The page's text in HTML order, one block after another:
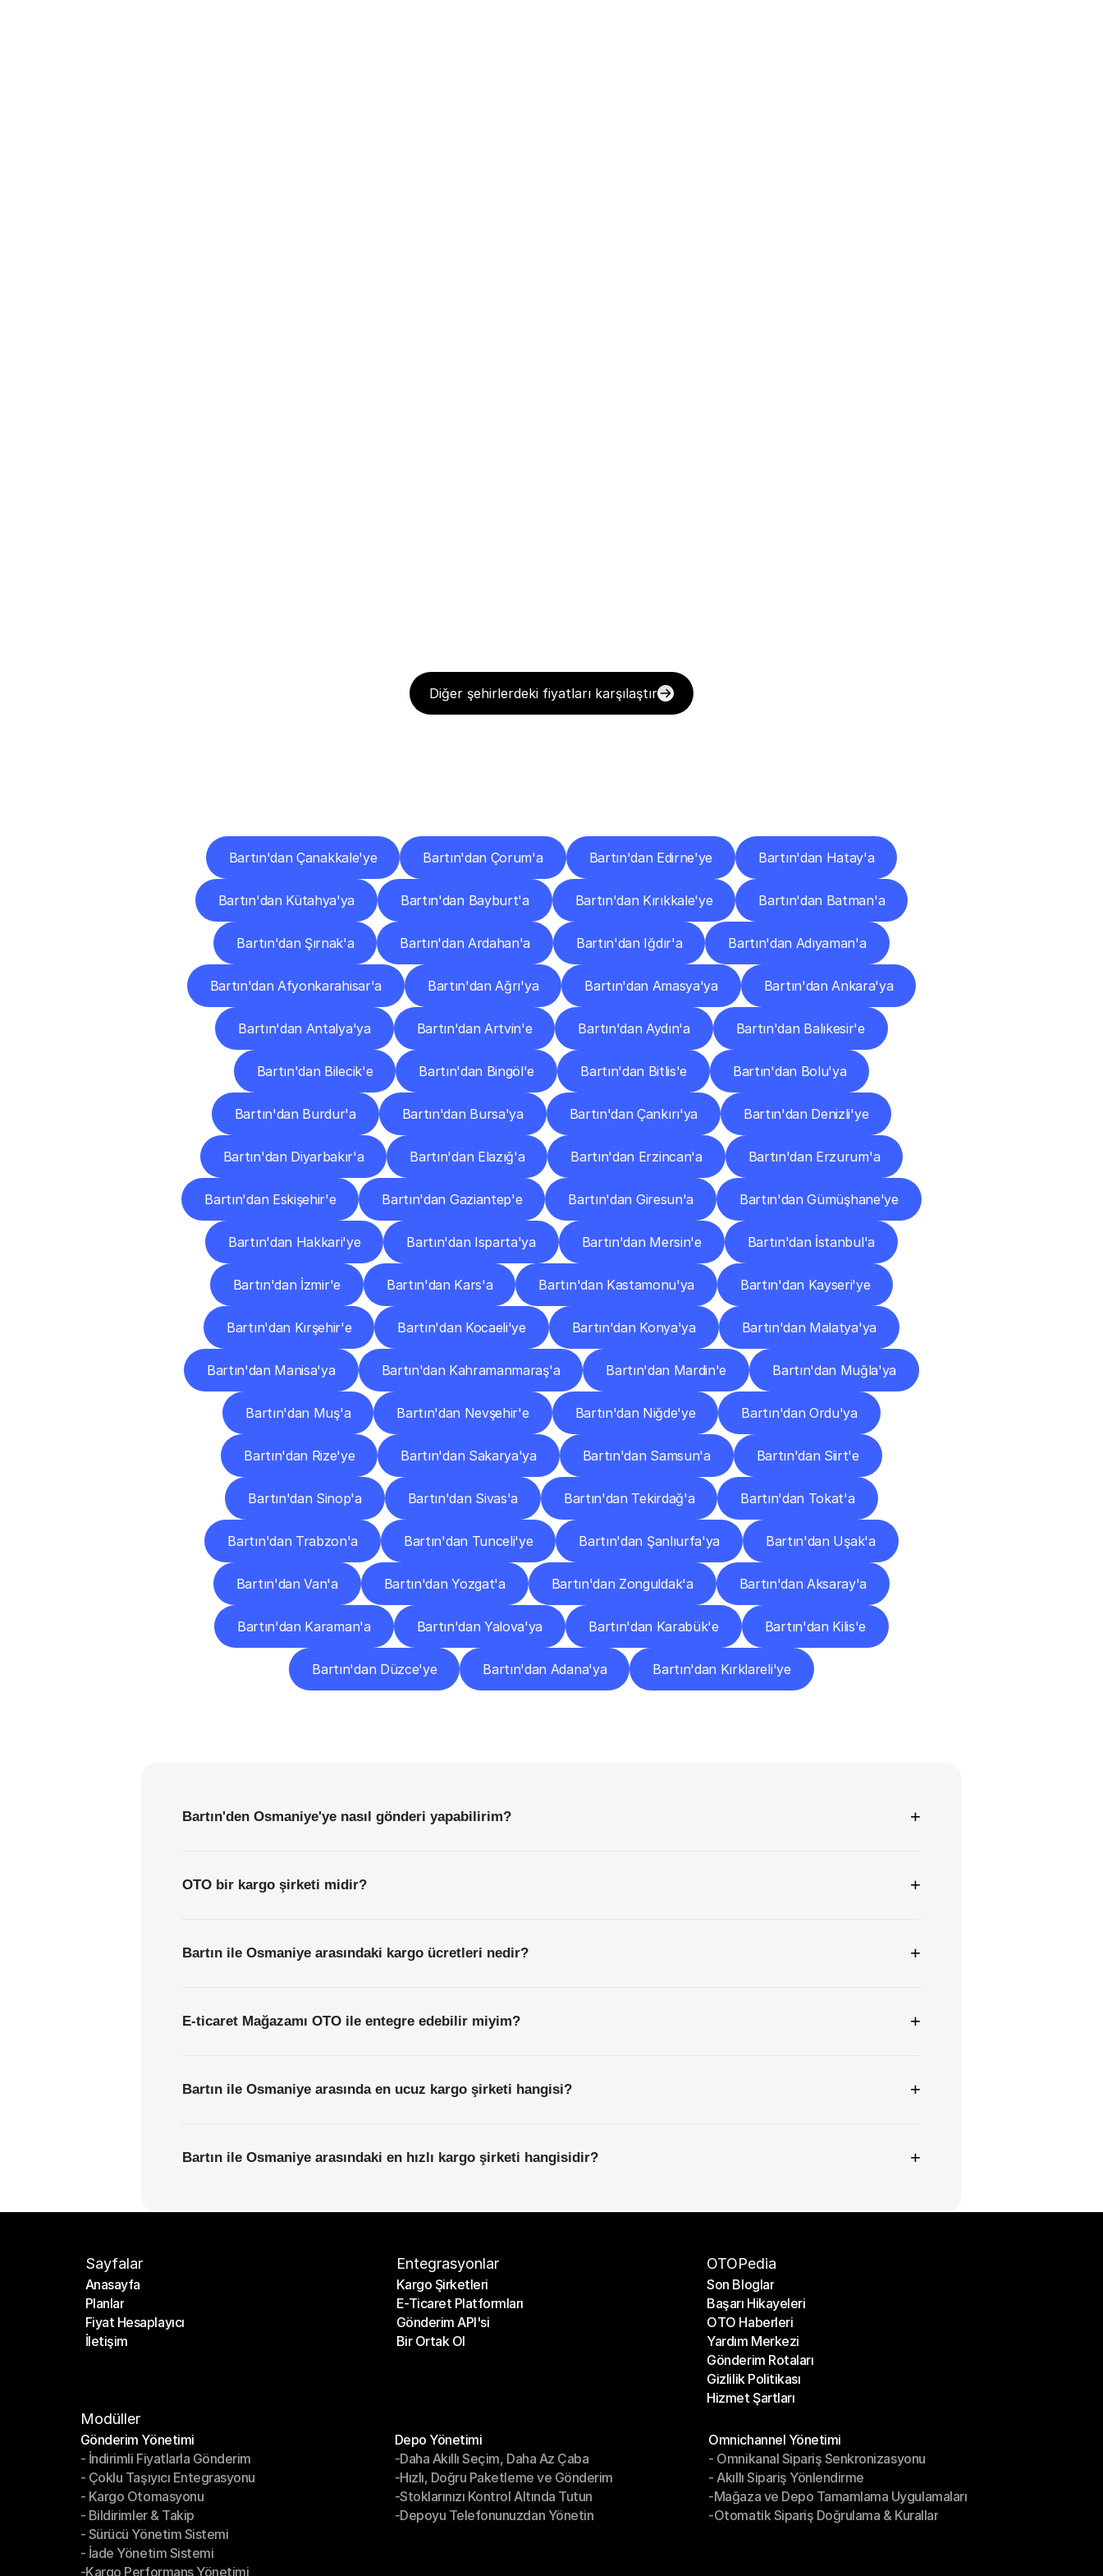
Diğer şehirlerdeki fiyatları karşılaştır
Bartın'dan Çanakkale'ye Bartın'dan Çorum'a Bartın'dan Edirne'ye Bartın'dan Hatay'a
Bartın'dan Kütahya'ya Bartın'dan Bayburt'a Bartın'dan Kırıkkale'ye Bartın'dan Batman'a
Bartın'dan Şırnak'a Bartın'dan Ardahan'a Bartın'dan Iğdır'a Bartın'dan Adıyaman'a
Bartın'dan Afyonkarahisar'a Bartın'dan Ağrı'ya Bartın'dan Amasya'ya Bartın'dan Ankara'ya
Bartın'dan Antalya'ya Bartın'dan Artvin'e Bartın'dan Aydın'a Bartın'dan Balıkesir'e
Bartın'dan Bilecik'e Bartın'dan Bingöl'e Bartın'dan Bitlis'e Bartın'dan Bolu'ya
Bartın'dan Burdur'a Bartın'dan Bursa'ya Bartın'dan Çankırı'ya Bartın'dan Denizli'ye
Bartın'dan Diyarbakır'a Bartın'dan Elazığ'a Bartın'dan Erzincan'a Bartın'dan Erzurum'a
Bartın'dan Eskişehir'e Bartın'dan Gaziantep'e Bartın'dan Giresun'a Bartın'dan Gümüşhane'ye
Bartın'dan Hakkari'ye Bartın'dan Isparta'ya Bartın'dan Mersin'e Bartın'dan İstanbul'a
Bartın'dan İzmir'e Bartın'dan Kars'a Bartın'dan Kastamonu'ya Bartın'dan Kayseri'ye
Bartın'dan Kırşehir'e Bartın'dan Kocaeli'ye Bartın'dan Konya'ya Bartın'dan Malatya'ya
Bartın'dan Manisa'ya Bartın'dan Kahramanmaraş'a Bartın'dan Mardin'e Bartın'dan Muğla'ya
Bartın'dan Muş'a Bartın'dan Nevşehir'e Bartın'dan Niğde'ye Bartın'dan Ordu'ya
Bartın'dan Rize'ye Bartın'dan Sakarya'ya Bartın'dan Samsun'a Bartın'dan Siirt'e
Bartın'dan Sinop'a Bartın'dan Sivas'a Bartın'dan Tekirdağ'a Bartın'dan Tokat'a
Bartın'dan Trabzon'a Bartın'dan Tunceli'ye Bartın'dan Şanlıurfa'ya Bartın'dan Uşak'a
Bartın'dan Van'a Bartın'dan Yozgat'a Bartın'dan Zonguldak'a Bartın'dan Aksaray'a
Bartın'dan Karaman'a Bartın'dan Yalova'ya Bartın'dan Karabük'e Bartın'dan Kilis'e
Bartın'dan Düzce'ye Bartın'dan Adana'ya Bartın'dan Kırklareli'ye
Bartın'den Osmaniye'ye nasıl gönderi yapabilirim? +
OTO bir kargo şirketi midir? +
Bartın ile Osmaniye arasındaki kargo ücretleri nedir? +
E-ticaret Mağazamı OTO ile entegre edebilir miyim? +
Bartın ile Osmaniye arasında en ucuz kargo şirketi hangisi? +
Bartın ile Osmaniye arasındaki en hızlı kargo şirketi hangisidir? +
Sayfalar
Anasayfa
Anasayfa
Planlar
Planlar
Fiyat Hesaplayıcı
Fiyat Hesaplayıcı
İletişim
Entegrasyonlar
Kargo Şirketleri
Kargo Şirketleri
E-Ticaret Platformları
E-Ticaret Platformları
Gönderim API'si
Gönderim API'si
Bir Ortak Ol
OTOPedia
Son Bloglar
Son Bloglar
Başarı Hikayeleri
Başarı Hikayeleri
OTO Haberleri
OTO Haberleri
Yardım Merkezi
Yardım Merkezi
Gönderim Rotaları
Gönderim Rotaları
Gizlilik Politikası
Gizlilik Politikası
Hizmet Şartları
Modüller
Gönderim Yönetimi
Gönderim Yönetimi
- İndirimli Fiyatlarla Gönderim
- İndirimli Fiyatlarla Gönderim
- Çoklu Taşıyıcı Entegrasyonu
- Çoklu Taşıyıcı Entegrasyonu
- Kargo Otomasyonu
- Kargo Otomasyonu
- Bildirimler & Takip
- Bildirimler & Takip
- Sürücü Yönetim Sistemi
- Sürücü Yönetim Sistemi
- İade Yönetim Sistemi
- İade Yönetim Sistemi
-Kargo Performans Yönetimi
Depo Yönetimi
Depo Yönetimi
-Daha Akıllı Seçim, Daha Az Çaba
-Daha Akıllı Seçim, Daha Az Çaba
-Hızlı, Doğru Paketleme ve Gönderim
-Hızlı, Doğru Paketleme ve Gönderim
-Stoklarınızı Kontrol Altında Tutun
-Stoklarınızı Kontrol Altında Tutun
-Depoyu Telefonunuzdan Yönetin
Omnichannel Yönetimi
Omnichannel Yönetimi
- Omnikanal Sipariş Senkronizasyonu
- Omnikanal Sipariş Senkronizasyonu
- Akıllı Sipariş Yönlendirme
- Akıllı Sipariş Yönlendirme
-Mağaza ve Depo Tamamlama Uygulamaları
-Mağaza ve Depo Tamamlama Uygulamaları
-Otomatik Sipariş Doğrulama & Kurallar